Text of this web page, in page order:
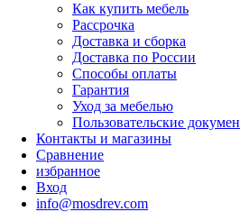
Как купить мебель
Рассрочка
Доставка и сборка
Доставка по России
Способы оплаты
Гарантия
Уход за мебелью
Пользовательские
Контакты и магазины
Сравнение
избранное
Вход
info@mosdrev.com